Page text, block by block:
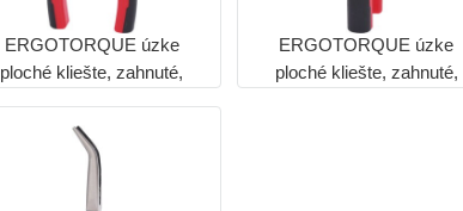
ERGOTORQUE úzke
ploché kliešte, zahnuté,
ERGOTORQUE úzke
ploché kliešte, zahnuté,